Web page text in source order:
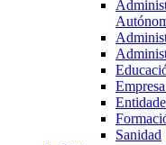
Sanidad